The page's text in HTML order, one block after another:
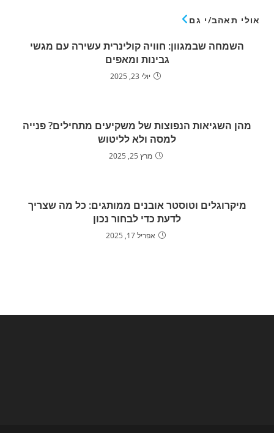
אולי תאהב/י גם
השמחה שבמגוון: חוויה קולינרית עשירה עם מגשי
גבינות ומאפים
יולי 23, 2025
מהן השגיאות הנפוצות של משקיעים מתחילים? פנייה
למסה ולא לליטוש
מרץ 25, 2025
מיקרוגלים וטוסטר אובנים ממותגים: כל מה שצריך
לדעת כדי לבחור נכון
אפריל 17, 2025